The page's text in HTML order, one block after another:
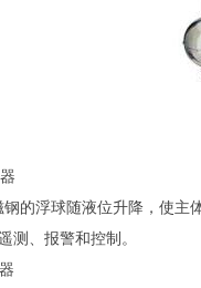
球随液位升降，使主体
测、报警和控制。